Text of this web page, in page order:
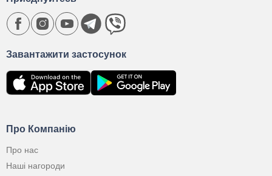
Про Компанію
Про нас
Наші нагороди
Завантажити застосунок